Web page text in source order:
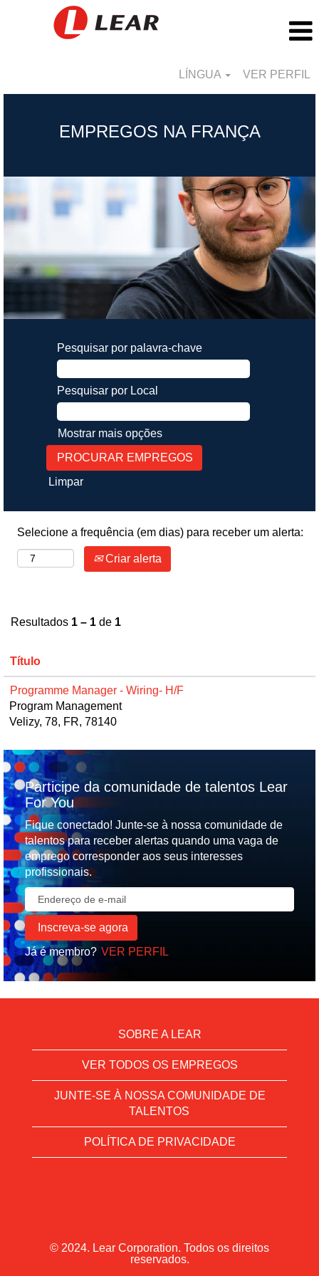
LÍNGUA VER PERFIL
EMPREGOS NA FRANÇA
Pesquisar por palavra-chave
Pesquisar por Local
Mostrar mais opções
Limpar
Selecione a frequência (em dias) para receber um alerta:
Criar alerta
Resultados 1 – 1 de 1
Título
Programme Manager - Wiring- H/F
Program Management
Velizy, 78, FR, 78140
Participe da comunidade de talentos Lear
For You
Fique conectado! Junte-se à nossa comunidade de
talentos para receber alertas quando uma vaga de
emprego corresponder aos seus interesses
profissionais.
Já é membro? VER PERFIL
SOBRE A LEAR
VER TODOS OS EMPREGOS
JUNTE-SE À NOSSA COMUNIDADE DE
TALENTOS
POLÍTICA DE PRIVACIDADE
© 2024. Lear Corporation. Todos os direitos
reservados.